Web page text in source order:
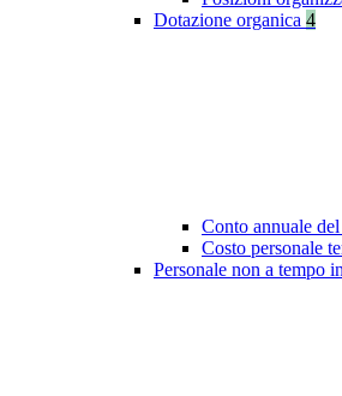
Dotazione organica 4
Conto annuale
Costo personale
Personale non a tempo